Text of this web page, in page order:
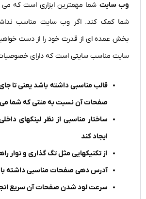
وب سایت شما مهمترین ابزاری است که می
شما کمک کند. اگر وب سایت مناسب
بخش عمده ای از قدرت خود را از دست
سایت مناسب سایتی است که دارای
صفحات آن نسبت به متنی که شما می
ساختار مناسبی از نظر لینکهای
ایجاد کند
از تکنیکهایی مثل تگ گذاری و نوار
آدرس دهی صفحات مناسبی داشته
سرعت لود شدن صفحات آن سریع